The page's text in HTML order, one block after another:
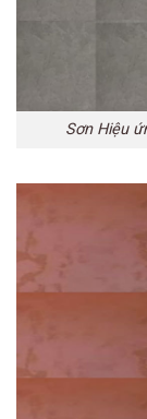
Sơn Hiệu